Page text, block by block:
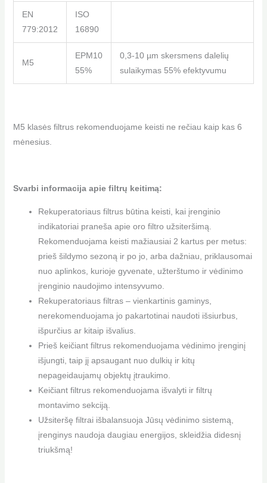
EN
779:2012
ISO
16890
M5
EPM10
55%
0,3-10 µm skersmens dalelių
sulaikymas 55% efektyvumu
M5 klasės filtrus rekomenduojame keisti ne rečiau kaip kas 6
mėnesius.
Svarbi informacija apie filtrų keitimą:
Rekuperatoriaus filtrus būtina keisti, kai įrenginio
indikatoriai praneša apie oro filtro užsiteršimą.
Rekomenduojama keisti mažiausiai 2 kartus per metus:
prieš šildymo sezoną ir po jo, arba dažniau, priklausomai
nuo aplinkos, kurioje gyvenate, užterštumo ir vėdinimo
įrenginio naudojimo intensyvumo.
Rekuperatoriaus filtras – vienkartinis gaminys,
nerekomenduojama jo pakartotinai naudoti išsiurbus,
išpurčius ar kitaip išvalius.
Prieš keičiant filtrus rekomenduojama vėdinimo įrenginį
išjungti, taip jį apsaugant nuo dulkių ir kitų
nepageidaujamų objektų įtraukimo.
Keičiant filtrus rekomenduojama išvalyti ir filtrų
montavimo sekciją.
Užsiteršę filtrai išbalansuoja Jūsų vėdinimo sistemą,
įrenginys naudoja daugiau energijos, skleidžia didesnį
triukšmą!